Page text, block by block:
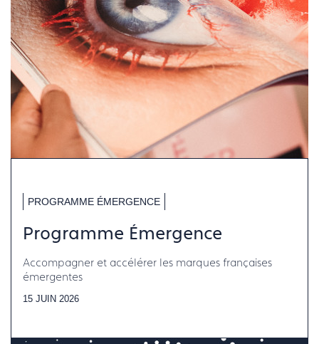
PROGRAMME ÉMERGENCE
Programme Émergence
Accompagner et accélérer les marques françaises
émergentes
15 JUIN 2026